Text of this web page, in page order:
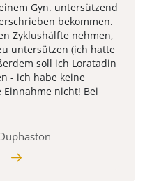
Gyn. untersützend
bekommen.
Zyklushälfte nehmen,
untersützen (ich hatte
soll ich Loratadin
- ich habe keine
nicht! Bei